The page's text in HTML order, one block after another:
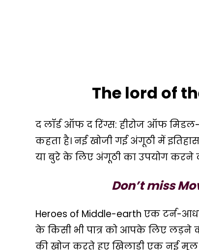
The lord of
द लॉर्ड ऑफ द रिंग्स: हीरोज ऑफ
कहता है। नई खोजी गई अंगूठी में
या बुरे के लिए अंगूठी का उपयोग करने
Don’t miss
Heroes of Middle-earth एक टर्न-
के किसी भी पात्र को आपके लिए लड़ने
की खोज करते हुए खिलाड़ी एक नई मूल